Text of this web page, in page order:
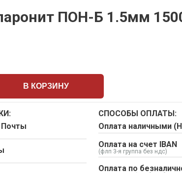
ПОН-Б 1.5мм
В КОРЗИНУ
Почты
СПОСОБЫ ОПЛАТЫ:
Оплата наличными
Оплата на счет IBAN
(флп 3-я группа без ндс)
Оплата по